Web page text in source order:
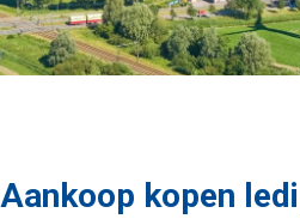
Aankoop kopen